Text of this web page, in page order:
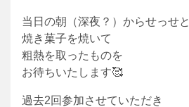
当日の朝（深夜？）からせっせと
焼き菓子を焼いて
粗熱を取ったものを
お待ちいたします🥰
過去2回参加させていただき